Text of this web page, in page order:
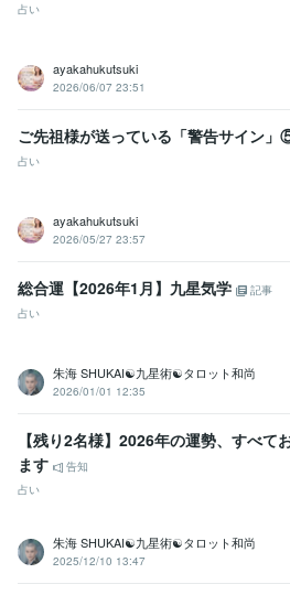
占い
ayakahukutsuki
2026/06/07 23:51
ご先祖様が送っている「警告サイン
占い
ayakahukutsuki
2026/05/27 23:57
総合運【2026年1月】九星気学
記事
占い
朱海 SHUKAI☯九星術☯タロット和尚
2026/01/01 12:35
【残り2名様】2026年の運勢、すべて
ます
告知
占い
朱海 SHUKAI☯九星術☯タロット和尚
2025/12/10 13:47